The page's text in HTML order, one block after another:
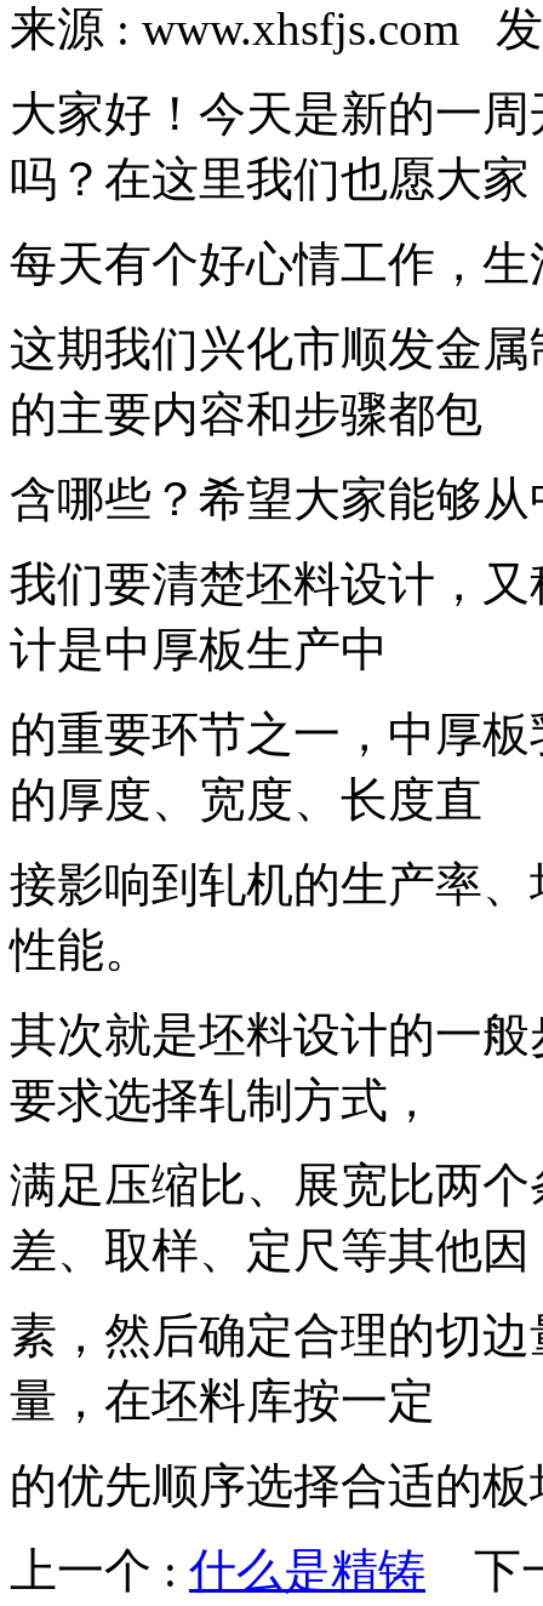
来源 : www.xhsfjs.com
大家好！今天是新的一
吗？在这里我们也愿大家
每天有个好心情工作，
这期我们兴化市顺发金
的主要内容和步骤都包
含哪些？希望大家能够
我们要清楚坯料设计，
计是中厚板生产中
的重要环节之一，中厚
的厚度、宽度、长度直
接影响到轧机的生产率
性能。
其次就是坯料设计的一
要求选择轧制方式，
满足压缩比、展宽比两
差、取样、定尺等其他因
素，然后确定合理的切
量，在坯料库按一定
的优先顺序选择合适的板
上一个 : 什么是精铸 下